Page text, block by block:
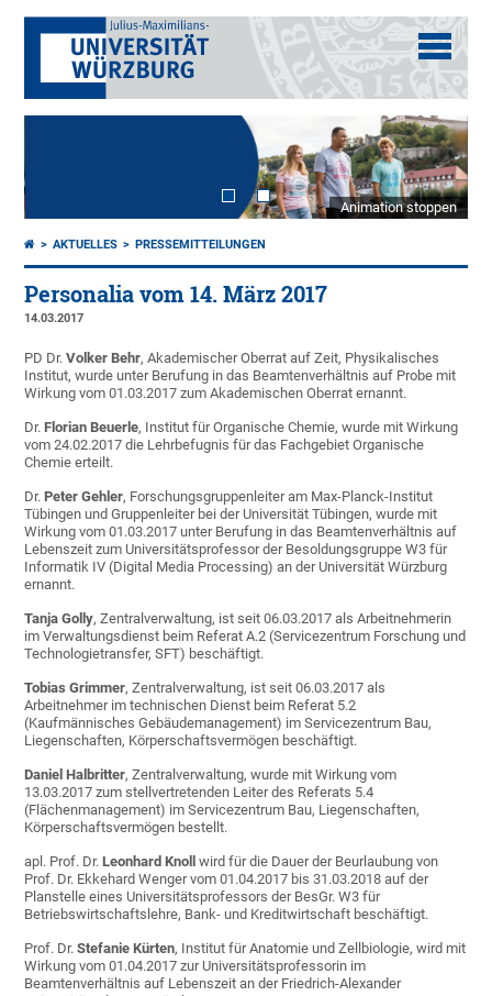
Animation stoppen
AKTUELLES PRESSEMITTEILUNGEN
Personalia vom 14. März 2017
14.03.2017
PD Dr.Volker Behr, Akademischer Oberrat auf Zeit, Physikalisches
Institut, wurde unter Berufung in das Beamtenverhältnis auf Probe mit
Wirkung vom 01.03.2017 zum Akademischen Oberrat ernannt.
Dr.Florian Beuerle, Institut für Organische Chemie, wurde mit Wirkung
vom 24.02.2017 die Lehrbefugnis für das Fachgebiet Organische
Chemie erteilt.
Dr.Peter Gehler, Forschungsgruppenleiter am Max-Planck-Institut
Tübingen und Gruppenleiter bei der Universität Tübingen, wurde mit
Wirkung vom 01.03.2017 unter Berufung in das Beamtenverhältnis auf
Lebenszeit zum Universitätsprofessor der Besoldungsgruppe W3 für
Informatik IV (Digital Media Processing) an der Universität Würzburg
ernannt.
Tanja Golly, Zentralverwaltung, ist seit 06.03.2017 als Arbeitnehmerin
im Verwaltungsdienst beim Referat A.2 (Servicezentrum Forschung und
Technologietransfer, SFT) beschäftigt.
Tobias Grimmer, Zentralverwaltung, ist seit 06.03.2017 als
Arbeitnehmer im technischen Dienst beim Referat 5.2
(Kaufmännisches Gebäudemanagement) im Servicezentrum Bau,
Liegenschaften, Körperschaftsvermögen beschäftigt.
Daniel Halbritter, Zentralverwaltung, wurde mit Wirkung vom
13.03.2017 zum stellvertretenden Leiter des Referats 5.4
(Flächenmanagement) im Servicezentrum Bau, Liegenschaften,
Körperschaftsvermögen bestellt.
apl. Prof. Dr. Leonhard Knoll wird für die Dauer der Beurlaubung von
Prof. Dr. Ekkehard Wenger vom 01.04.2017 bis 31.03.2018 auf der
Planstelle eines Universitätsprofessors der BesGr. W3 für
Betriebswirtschaftslehre, Bank- und Kreditwirtschaft beschäftigt.
Prof. Dr.Stefanie Kürten, Institut für Anatomie und Zellbiologie, wird mit
Wirkung vom 01.04.2017 zur Universitätsprofessorin im
Beamtenverhältnis auf Lebenszeit an der Friedrich-Alexander